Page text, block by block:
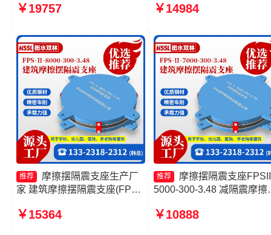
6000-350-3.81源头工厂 摩擦
￥19757
隔震支座源头工厂 摩擦摆
￥14984
推荐
摩擦摆隔震支座生产厂
家 建筑摩擦摆隔震支座(FPS)
10000KN摩擦摆隔震支座厂家
￥15364
推荐
摩擦摆隔震支座
5000-300-3.48 减隔震摩擦
FPSII-9000-300-3.48 摩擦
￥10888